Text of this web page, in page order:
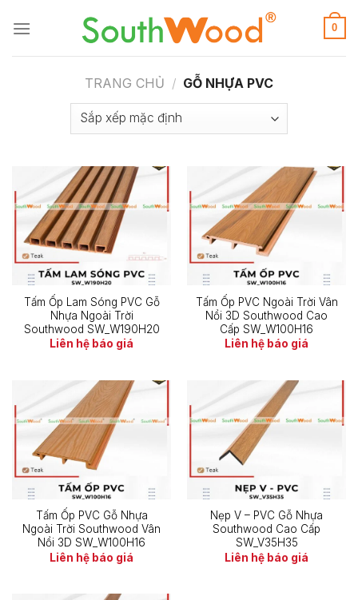
0
TRANG CHỦ / GỖ NHỰA PVC
Tấm Ốp Lam Sóng PVC Gỗ
Nhựa Ngoài Trời
Southwood SW_W190H20
Liên hệ báo giá
Tấm Ốp PVC Ngoài Trời Vân
Nổi 3D Southwood Cao
Cấp SW_W100H16
Liên hệ báo giá
Tấm Ốp PVC Gỗ Nhựa
Ngoài Trời Southwood Vân
Nổi 3D SW_W100H16
Liên hệ báo giá
Nẹp V – PVC Gỗ Nhựa
Southwood Cao Cấp
SW_V35H35
Liên hệ báo giá